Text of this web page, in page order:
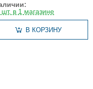
в 1 магазине
В КОРЗИНУ